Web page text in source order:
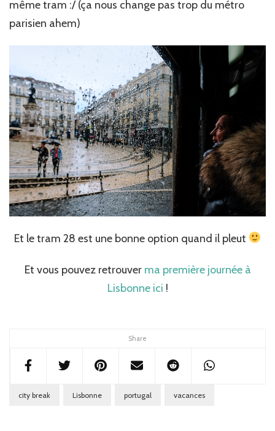
Share
même tram :/ (ça nous change pas trop du métro
parisien ahem)
Et le tram 28 est une bonne option quand il pleut
Et vous pouvez retrouver ma première journée à
Lisbonne ici !
city break Lisbonne portugal vacances